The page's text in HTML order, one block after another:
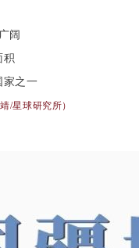
阔
积
家之一
/星球研究所）